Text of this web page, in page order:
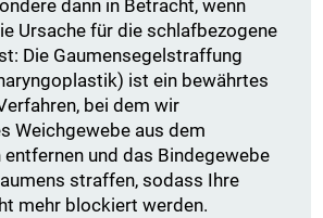
dann in Betracht, wenn
Ursache für die schlafbezogene
Die Gaumensegelstraffung
ist ein bewährtes
bei dem wir
Weichgewebe aus dem
entfernen und das Bindegewebe
straffen, sodass Ihre
mehr blockiert werden.